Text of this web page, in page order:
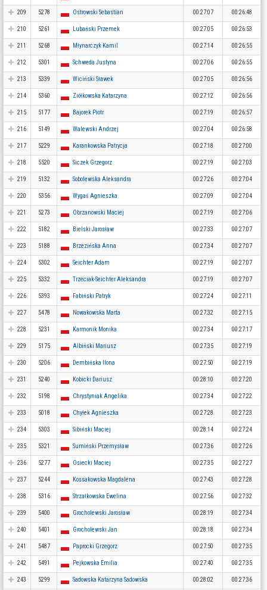
209 5278 Ostrowski Sebastian 00:27:07 00:26:48
210 5261 Lubański Przemek 00:27:05 00:26:53
211 5268 Młynarczyk Kamil 00:27:14 00:26:55
212 5301 Schweda Justyna 00:27:06 00:26:55
213 5339 Wiciński Sławek 00:27:05 00:26:56
214 5360 Ziółkowska Katarzyna 00:27:12 00:26:56
215 5177 Bajorek Piotr 00:27:19 00:26:57
216 5149 Walewski Andrzej 00:27:04 00:26:58
217 5229 Karankowska Patrycja 00:27:18 00:27:00
218 5520 Siczek Grzegorz 00:27:19 00:27:03
219 5132 Sobolewska Aleksandra 00:27:26 00:27:04
220 5356 Wygaś Agnieszka 00:27:09 00:27:04
221 5273 Obrzanowski Maciej 00:27:19 00:27:06
222 5182 Bielski Jarosław 00:27:33 00:27:07
223 5188 Brzezińska Anna 00:27:34 00:27:07
224 5302 Seichter Adam 00:27:19 00:27:07
225 5332 Trzeciak-Seichter Aleksandra 00:27:19 00:27:07
226 5393 Fabiński Patryk 00:27:24 00:27:11
227 5478 Nowakowska Marta 00:27:32 00:27:15
228 5231 Karmonik Monika 00:27:34 00:27:17
229 5175 Albiński Mariusz 00:27:35 00:27:19
230 5206 Dembińska Ilona 00:27:50 00:27:19
231 5240 Kobicki Dariusz 00:28:10 00:27:20
232 5198 Chrystyniak Angelika 00:27:34 00:27:22
233 5018 Chyłek Agnieszka 00:27:28 00:27:23
234 5303 Sibiński Maciej 00:28:14 00:27:24
235 5321 Sumiński Przemysław 00:27:36 00:27:26
236 5277 Osiecki Maciej 00:27:35 00:27:27
237 5244 Kossakowska Magdalena 00:27:43 00:27:28
238 5316 Strzałkowska Ewelina 00:27:56 00:27:32
239 5400 Grocholewski Jarosław 00:28:19 00:27:34
240 5401 Grocholewski Jan 00:28:18 00:27:34
241 5487 Paprocki Grzegorz 00:27:50 00:27:35
242 5491 Pejkowska Emilia 00:27:40 00:27:35
243 5299 Sadowska Katarzyna Sadowska 00:28:02 00:27:36